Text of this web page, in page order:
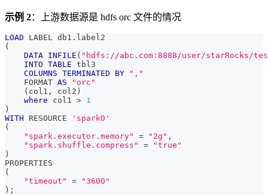
示例 2：上游数据源是 hdfs orc 文件的情况
LOAD LABEL db1 . label2
(
DATA INFILE ( "hdfs://abc.com:8888/user/starRocks/
INTO TABLE tbl3
COLUMNS TERMINATED BY
","
    FORMAT
AS
"orc"
( col1 , col2 )
where col1 > 1
)
WITH RESOURCE
'spark0'
(
"spark.executor.memory"
= "2g" ,
"spark.shuffle.compress"
=
"true"
)
PROPERTIES
(
"timeout"
=
"3600"
) ;